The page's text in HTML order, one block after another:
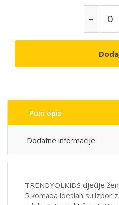
Puni opis
Dodatne informacije
TRENDYOLKIDS dječije
5 komada idealan su izbor